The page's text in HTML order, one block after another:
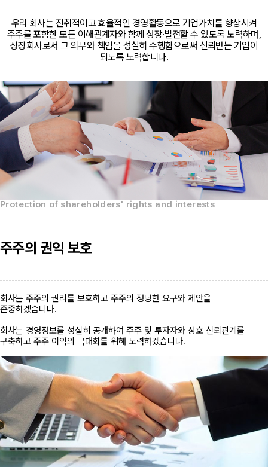
우리 회사는 진취적이고 효율적인 경영활동으로 기업가치를 향상시켜
주주를 포함한 모든 이해관계자와 함께 성장·발전할 수 있도록 노력하며,
상장회사로서 그 의무와 책임을 성실히 수행함으로써 신뢰받는 기업이
되도록 노력합니다.
Protection of shareholders' rights and interests
주주의 권익 보호
회사는 주주의 권리를 보호하고 주주의 정당한 요구와 제안을
존중하겠습니다.
회사는 경영정보를 성실히 공개하여 주주 및 투자자와 상호 신뢰관계를
구축하고 주주 이익의 극대화를 위해 노력하겠습니다.